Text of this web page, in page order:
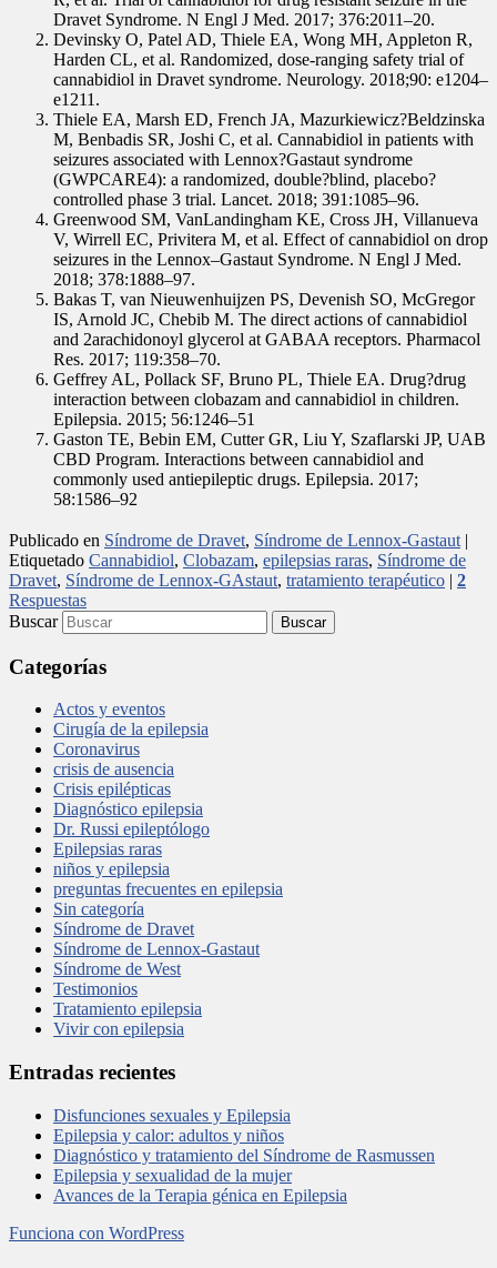
Dravet Syndrome. N Engl J Med. 2017; 376:2011–20.
Devinsky O, Patel AD, Thiele EA, Wong MH, Appleton R,
Harden CL, et al. Randomized, dose-ranging safety trial of
cannabidiol in Dravet syndrome. Neurology. 2018;90: e1204–
e1211.
Thiele EA, Marsh ED, French JA, Mazurkiewicz?Beldzinska
M, Benbadis SR, Joshi C, et al. Cannabidiol in patients with
seizures associated with Lennox?Gastaut syndrome
(GWPCARE4): a randomized, double?blind, placebo?
controlled phase 3 trial. Lancet. 2018; 391:1085–96.
Greenwood SM, VanLandingham KE, Cross JH, Villanueva
V, Wirrell EC, Privitera M, et al. Effect of cannabidiol on drop
seizures in the Lennox–Gastaut Syndrome. N Engl J Med.
2018; 378:1888–97.
Bakas T, van Nieuwenhuijzen PS, Devenish SO, McGregor
IS, Arnold JC, Chebib M. The direct actions of cannabidiol
and 2arachidonoyl glycerol at GABAA receptors. Pharmacol
Res. 2017; 119:358–70.
Geffrey AL, Pollack SF, Bruno PL, Thiele EA. Drug?drug
interaction between clobazam and cannabidiol in children.
Epilepsia. 2015; 56:1246–51
Gaston TE, Bebin EM, Cutter GR, Liu Y, Szaflarski JP, UAB
CBD Program. Interactions between cannabidiol and
commonly used antiepileptic drugs. Epilepsia. 2017;
58:1586–92
Publicado en Síndrome de Dravet, Síndrome de Lennox-Gastaut |
Etiquetado Cannabidiol, Clobazam, epilepsias raras, Síndrome de
Dravet, Síndrome de Lennox-GAstaut, tratamiento terapéutico | 2
Respuestas
Buscar
Categorías
Actos y eventos
Cirugía de la epilepsia
Coronavirus
crisis de ausencia
Crisis epilépticas
Diagnóstico epilepsia
Dr. Russi epileptólogo
Epilepsias raras
niños y epilepsia
preguntas frecuentes en epilepsia
Sin categoría
Síndrome de Dravet
Síndrome de Lennox-Gastaut
Síndrome de West
Testimonios
Tratamiento epilepsia
Vivir con epilepsia
Entradas recientes
Disfunciones sexuales y Epilepsia
Epilepsia y calor: adultos y niños
Diagnóstico y tratamiento del Síndrome de Rasmussen
Epilepsia y sexualidad de la mujer
Avances de la Terapia génica en Epilepsia
Funciona con WordPress